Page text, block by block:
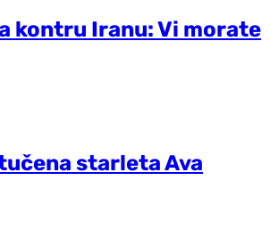
kontru Iranu: Vi morate
starleta Ava